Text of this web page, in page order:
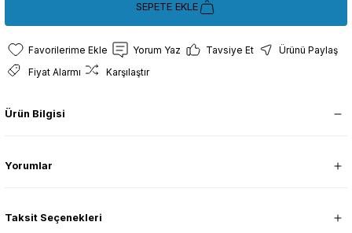
SEPETE EKLE
Yorum Yaz Tavsiye Et
Ürünü Paylaş
Fiyat Alarmı
Karşılaştır
Ürün Bilgisi
Yorumlar
Taksit Seçenekleri